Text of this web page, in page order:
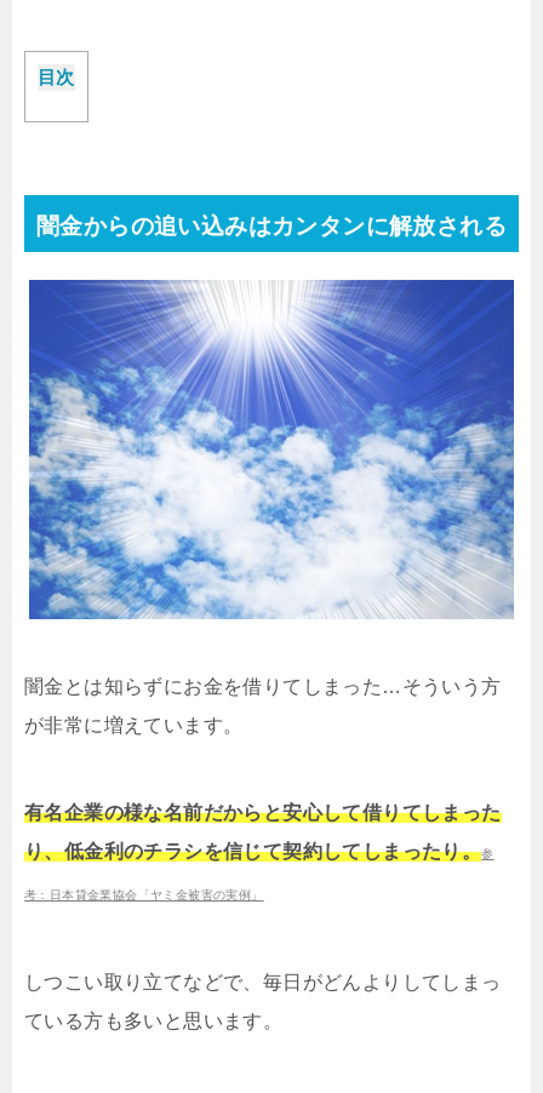
目次
闇金からの追い込みはカンタンに解放される
闇金とは知らずにお金を借りてしまった…そういう方
が非常に増えています。
有名企業の様な名前だからと安心して借りてしまった
り、低金利のチラシを信じて契約してしまったり。参
考：日本貸金業協会「ヤミ金被害の実例」
しつこい取り立てなどで、毎日がどんよりしてしまっ
ている方も多いと思います。